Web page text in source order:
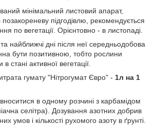
мінімальний листовий апарат,
підгодівлю, рекомендується
по вегетації. Орієнтовно - в листопаді.
найближчі дні після неї середньодобова
бути позитивною, тобто рослини
стані активної вегетації.
гумату "Нітрогумат Євро" - 1л на 1
в одному розчині з карбамідом
селітра). Дозування азотних добрив
умов і кількості рухомого азоту в ґрунті.